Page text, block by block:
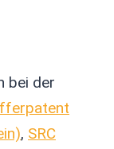
bei der
, SRC